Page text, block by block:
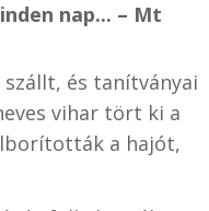
nap... – Mt
szállt, és tanítványai
vihar tört ki a
a hajót,